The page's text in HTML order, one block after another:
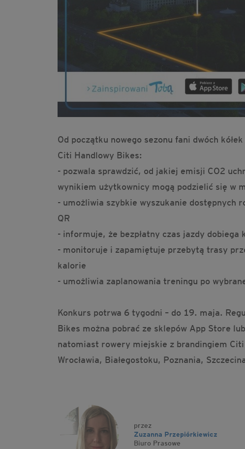
Od początku nowego sezonu fani dwóch
Citi Handlowy Bikes:
- pozwala sprawdzić, od jakiej emisji CO2
wynikiem użytkownicy mogą podzielić się w
- umożliwia szybkie wyszukanie dostępnych
QR
- informuje, że bezpłatny czas jazdy
- monitoruje i zapamiętuje przebytą trasy
kalorie
- umożliwia zaplanowania treningu po
Konkurs potrwa 6 tygodni – do 19. maja.
Bikes można pobrać ze sklepów App Store
natomiast rowery miejskie z brandingiem
Wrocławia, Białegostoku, Poznania,
przez
Zuzanna Przepiórkiewicz
Biuro Prasowe